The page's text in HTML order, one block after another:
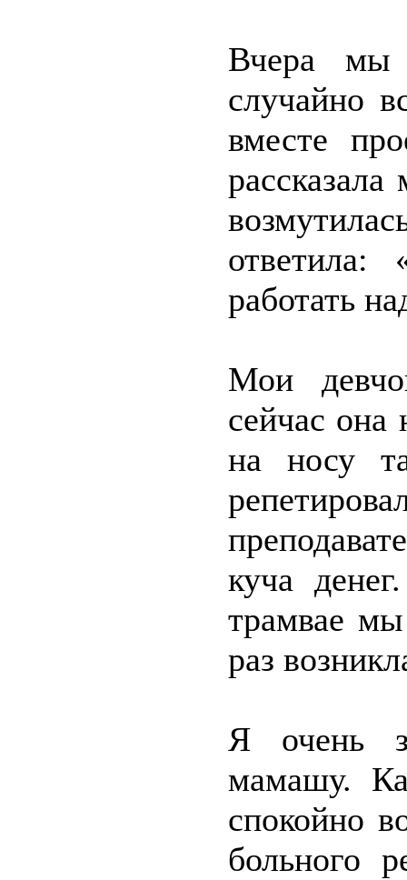
Вчера
случайно
вместе
работать
Мои
сейчас она
на носу
куча
трамвае
раз
Я очень
мамашу.
спокойно
больного